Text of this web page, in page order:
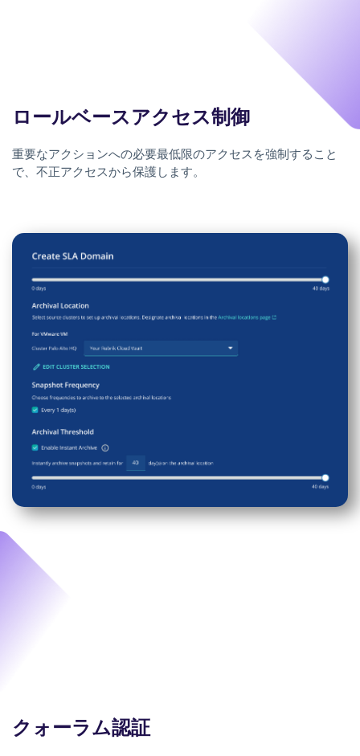
ロールベースアクセス制御
重要なアクションへの必要最低限のアクセスを強制すること
で、不正アクセスから保護します。
クォーラム認証